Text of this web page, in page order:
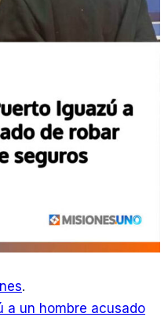
.
a un hombre acusado